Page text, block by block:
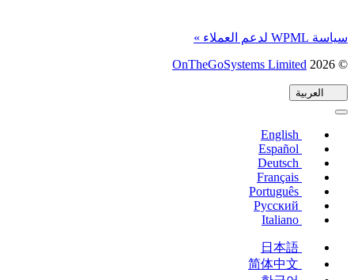
سياسة WPML لدعم العملاء »
© 2026
OnTheGoSystems Limited(يفتح
العربية